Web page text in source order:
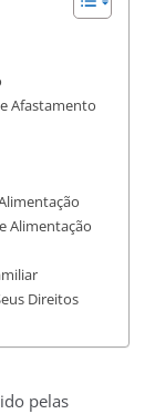
Afastamento
Alimentação
Direitos
pelas